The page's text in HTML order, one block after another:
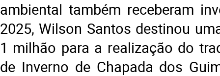
ambiental também receberam
2025, Wilson Santos destinou
1 milhão para a realização do
de Inverno de Chapada dos